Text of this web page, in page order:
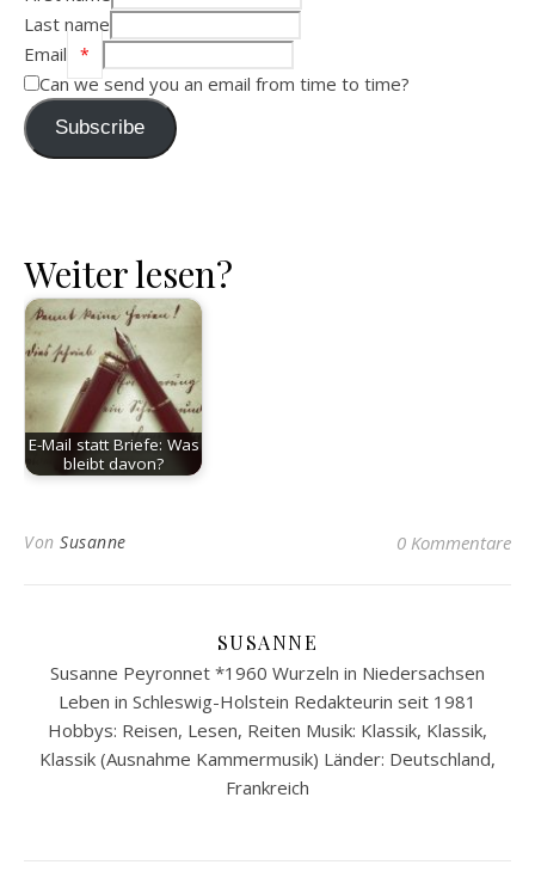
Last name
Email
*
Can we send you an email from time to time?
Subscribe
Weiter lesen?
E-Mail statt Briefe: Was
bleibt davon?
Von Susanne 0 Kommentare
SUSANNE
Susanne Peyronnet *1960 Wurzeln in Niedersachsen
Leben in Schleswig-Holstein Redakteurin seit 1981
Hobbys: Reisen, Lesen, Reiten Musik: Klassik, Klassik,
Klassik (Ausnahme Kammermusik) Länder: Deutschland,
Frankreich